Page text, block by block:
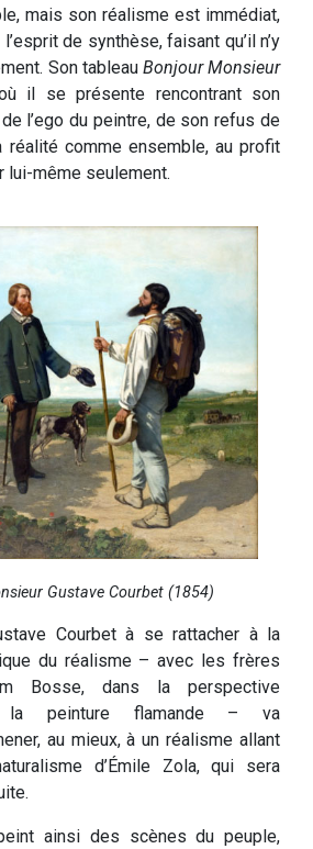
mais son réalisme est immédiat,
de synthèse, faisant qu’il n’y
Son tableau Bonjour Monsieur
il se présente rencontrant son
l’ego du peintre, de son refus de
réalité comme ensemble, au profit
lui-même seulement.
Gustave Courbet (1854)
Courbet à se rattacher à la
du réalisme – avec les frères
Bosse, dans la perspective
la peinture flamande – va
au mieux, à un réalisme allant
d’Émile Zola, qui sera
ainsi des scènes du peuple,